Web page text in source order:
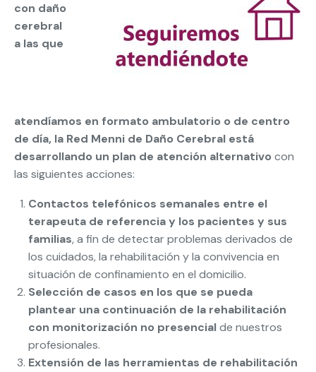
con daño
cerebral
a las que
atendíamos en formato ambulatorio o de centro
de día, la Red Menni de Daño Cerebral está
desarrollando un plan de atención alternativo con
las siguientes acciones:
Contactos telefónicos semanales entre el
terapeuta de referencia y los pacientes y sus
familias, a fin de detectar problemas derivados de
los cuidados, la rehabilitación y la convivencia en
situación de confinamiento en el domicilio.
Selección de casos en los que se pueda
plantear una continuación de la rehabilitación
con monitorización no presencialde nuestros
profesionales.
Extensión de las herramientas de rehabilitación